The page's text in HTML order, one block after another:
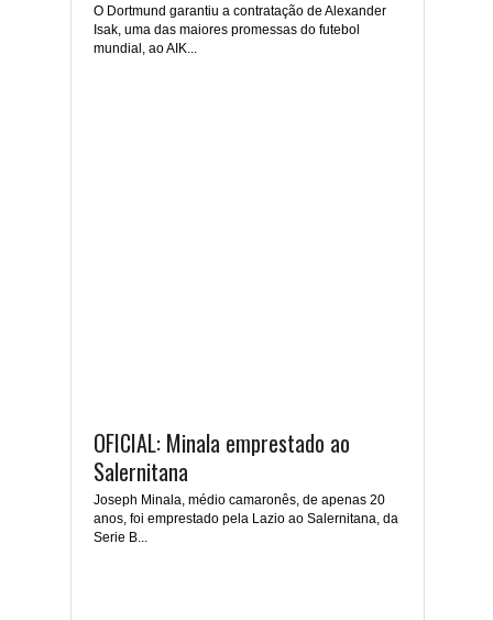
O Dortmund garantiu a contratação de Alexander
Isak, uma das maiores promessas do futebol
mundial, ao AIK...
OFICIAL: Minala emprestado ao
Salernitana
Joseph Minala, médio camaronês, de apenas 20
anos, foi emprestado pela Lazio ao Salernitana, da
Serie B...